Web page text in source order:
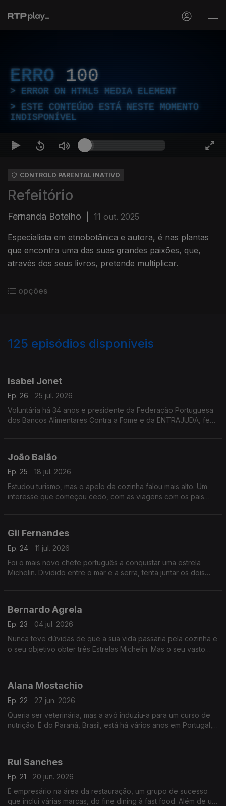
ERRO 100
ERROR ON HTML5 MEDIA ELEMENT
ESTE CONTEÚDO ESTÁ NESTE MOMENTO
INDISPONÍVEL
CONTROLO PARENTAL INATIVO
Refeitório
Fernanda Botelho 11 out. 2025
Especialista em etnobotânica e autora, é nas plantas
que encontra uma das suas grandes paixões, que,
através dos seus livros, pretende multiplicar.
opções
125 episódios disponíveis
Isabel Jonet
Ep. 26
25 jul. 2026
Voluntária há 34 anos e presidente da Federação Portuguesa
dos Bancos Alimentares Contra a Fome e da ENTRAJUDA, fez
João Baião
Ep. 25
18 jul. 2026
Estudou turismo, mas o apelo da cozinha falou mais alto. Um
interesse que começou cedo, com as viagens com os pais
Gil Fernandes
Ep. 24
11 jul. 2026
Foi o mais novo chefe português a conquistar uma estrela
Michelin. Dividido entre o mar e a serra, tenta juntar os dois
Bernardo Agrela
Ep. 23
04 jul. 2026
Nunca teve dúvidas de que a sua vida passaria pela cozinha e
o seu objetivo obter três Estrelas Michelin. Mas o seu vasto
Alana Mostachio
Ep. 22
27 jun. 2026
Queria ser veterinária, mas a avó induziu-a para um curso de
nutrição. É do Paraná, Brasil, está há vários anos em Portugal,
Rui Sanches
Ep. 21
20 jun. 2026
É empresário na área da restauração, um grupo de sucesso
que inclui várias marcas, do fine dining à fast food. Além de um